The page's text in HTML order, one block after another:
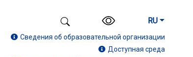
RU
Сведения об образовательной организации
Доступная среда